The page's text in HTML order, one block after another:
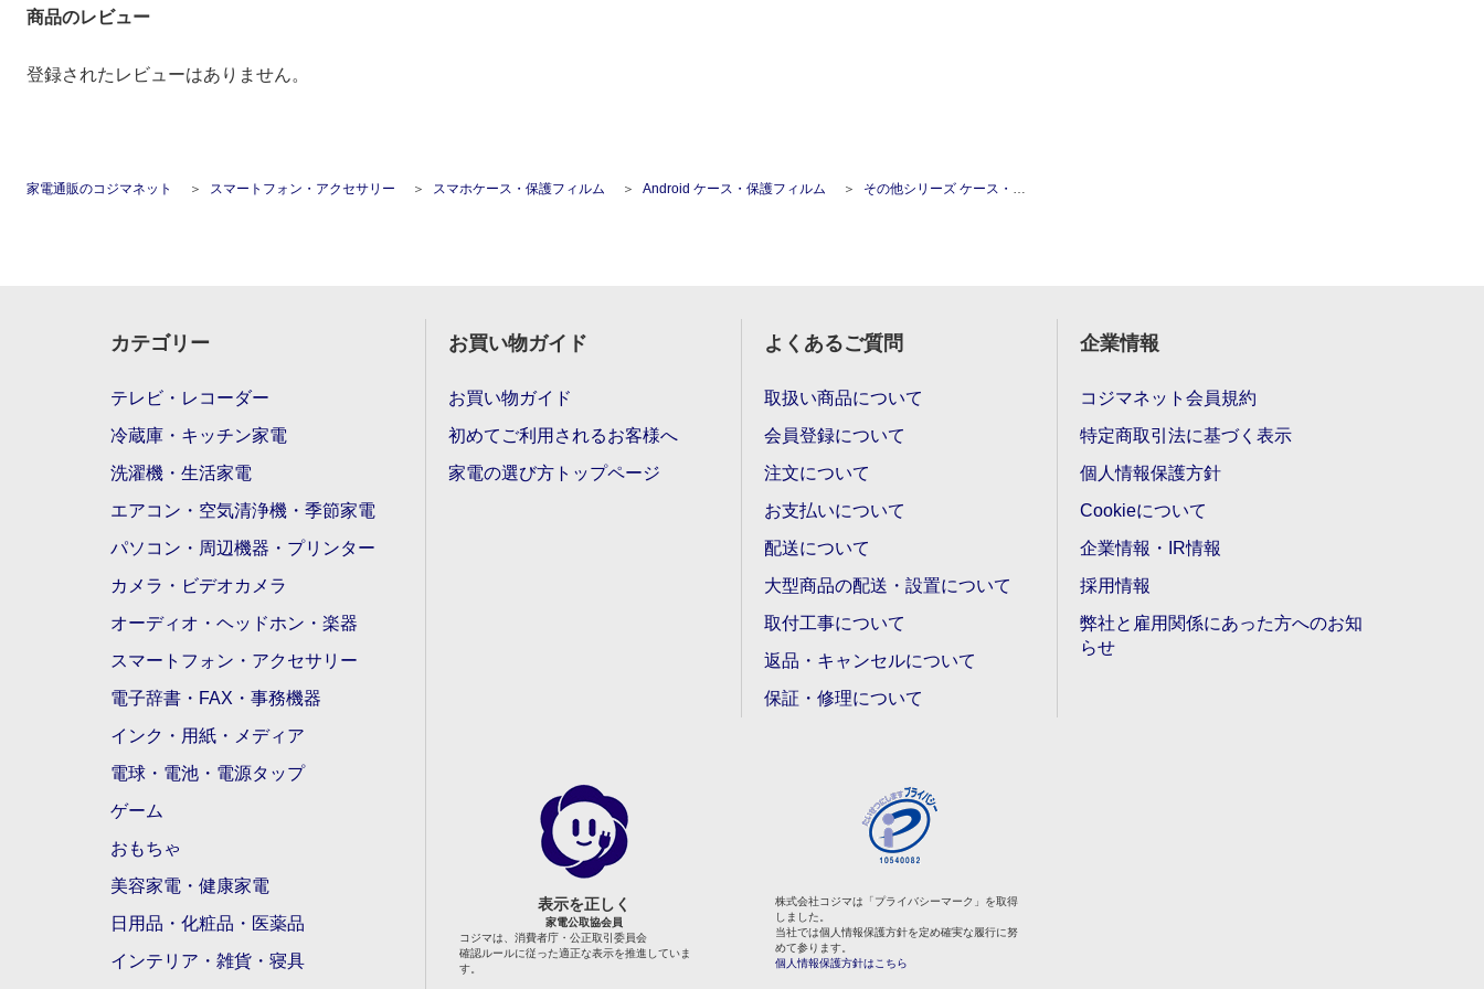
商品のレビュー
登録されたレビューはありません。
家電通販のコジマネット スマートフォン・アクセサリー スマホケース・保護フィルム Android ケース・保護フィルム その他シリーズ ケース・保護フィルム
カテゴリー
テレビ・レコーダー
冷蔵庫・キッチン家電
洗濯機・生活家電
エアコン・空気清浄機・季節家電
パソコン・周辺機器・プリンター
カメラ・ビデオカメラ
オーディオ・ヘッドホン・楽器
スマートフォン・アクセサリー
電子辞書・FAX・事務機器
インク・用紙・メディア
電球・電池・電源タップ
ゲーム
おもちゃ
美容家電・健康家電
日用品・化粧品・医薬品
インテリア・雑貨・寝具
お買い物ガイド
お買い物ガイド
初めてご利用されるお客様へ
家電の選び方トップページ
よくあるご質問
取扱い商品について
会員登録について
注文について
お支払いについて
配送について
大型商品の配送・設置について
取付工事について
返品・キャンセルについて
保証・修理について
企業情報
コジマネット会員規約
特定商取引法に基づく表示
個人情報保護方針
Cookieについて
企業情報・IR情報
採用情報
弊社と雇用関係にあった方へのお知
らせ
表示を正しく
家電公取協会員
コジマは、消費者庁・公正取引委員会
確認ルールに従った適正な表示を推進していま
す。
株式会社コジマは「プライバシーマーク」を取得
しました。
当社では個人情報保護方針を定め確実な履行に努
めて参ります。
個人情報保護方針はこちら